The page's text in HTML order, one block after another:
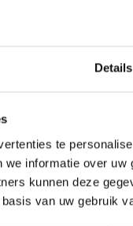
Details
te
informatie over
kunnen deze
van uw gebruik
wordt mede